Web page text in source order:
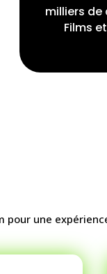
milliers de
Films
une